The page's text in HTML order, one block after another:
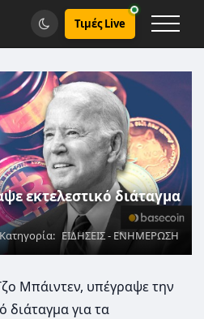
Τιμές Live
εκτελεστικό διάταγμα
Κατηγορία: ΕΙΔΗΣΕΙΣ - ΕΝΗΜΕΡΩΣΗ
Μπάιντεν, υπέγραψε την
διάταγμα για τα